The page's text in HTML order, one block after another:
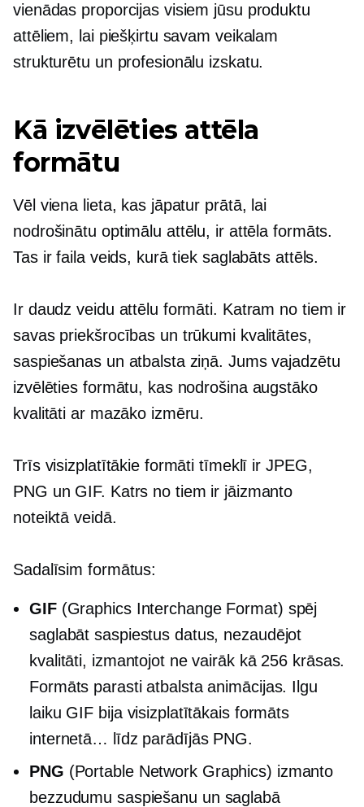
vienādas proporcijas visiem jūsu produktu
attēliem, lai piešķirtu savam veikalam
strukturētu un profesionālu izskatu.
Kā izvēlēties attēla
formātu
Vēl viena lieta, kas jāpatur prātā, lai
nodrošinātu optimālu attēlu, ir attēla formāts.
Tas ir faila veids, kurā tiek saglabāts attēls.
Ir daudz veidu attēlu formāti. Katram no tiem ir
savas priekšrocības un trūkumi kvalitātes,
saspiešanas un atbalsta ziņā. Jums vajadzētu
izvēlēties formātu, kas nodrošina augstāko
kvalitāti ar mazāko izmēru.
Trīs visizplatītākie formāti tīmeklī ir JPEG,
PNG un GIF. Katrs no tiem ir jāizmanto
noteiktā veidā.
Sadalīsim formātus:
GIF(Graphics Interchange Format) spēj
saglabāt saspiestus datus, nezaudējot
kvalitāti, izmantojot ne vairāk kā 256 krāsas.
Formāts parasti atbalsta animācijas. Ilgu
laiku GIF bija visizplatītākais formāts
internetā… līdz parādījās PNG.
PNG (Portable Network Graphics) izmanto
bezzudumu saspiešanu un saglabā